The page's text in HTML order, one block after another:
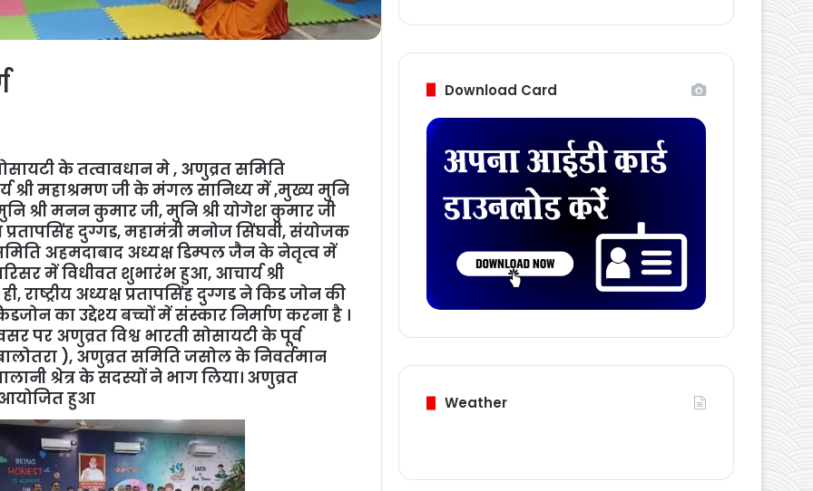
के तत्वावधान मे , अणुव्रत समिति
श्री महाश्रमण जी के मंगल सानिध्य में ,मुख्य मुनि
श्री मनन कुमार जी, मुनि श्री योगेश कुमार जी
प्रतापसिंह दुग्गड, महामंत्री मनोज सिंघवी, संयोजक
अहमदाबाद अध्यक्ष डिम्पल जैन के नेतृत्व में
में विधीवत शुभारंभ हुआ, आचार्य श्री
अध्यक्ष प्रतापसिंह दुग्गड ने किड जोन की
का उद्देश्य बच्चों में संस्कार निर्माण करना है ।
पर अणुव्रत विश्व भारती सोसायटी के पूर्व
), अणुव्रत समिति जसोल के निवर्तमान
श्रेत्र के सदस्यों ने भाग लिया। अणुव्रत
आयोजित हुआ
Download Card